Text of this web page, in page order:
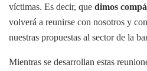
víctimas. Es decir, que dimos
volverá a reunirse con nosotros y
nuestras propuestas al sector de la
Mientras se desarrollan estas